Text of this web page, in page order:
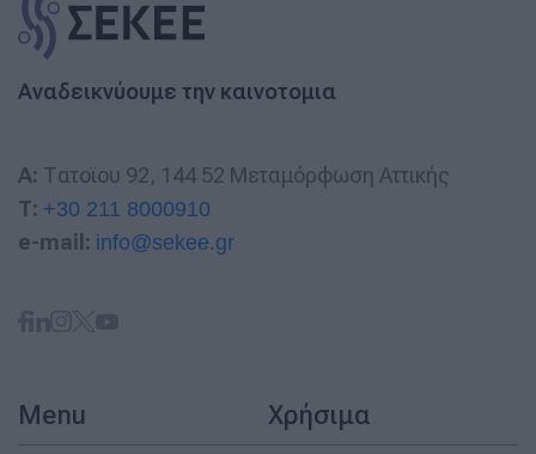
Αναδεικνύουμε την καινοτομια
A: Τατοϊου 92, 144 52 Μεταμόρφωση Αττικής
T: +30 211 8000910
e-mail: info@sekee.gr
Menu Χρήσιμα